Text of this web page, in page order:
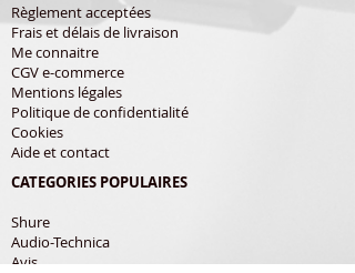
Règlement acceptées
Frais et délais de livraison
Me connaitre
CGV e-commerce
Mentions légales
Politique de confidentialité
Cookies
Aide et contact
CATEGORIES POPULAIRES
Shure
Audio-Technica
Avis